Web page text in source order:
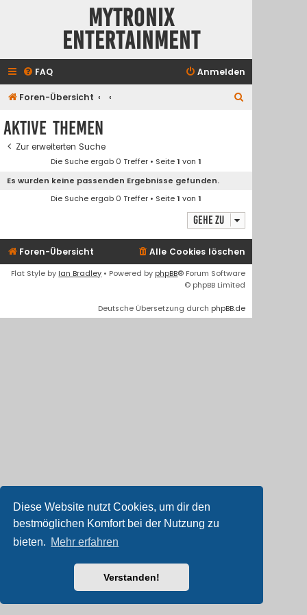
Diese Website nutzt Cookies, um dir den
bestmöglichen Komfort bei der Nutzung zu
bieten. Mehr erfahren
Verstanden!
Mytronix
Entertainment
FAQ Anmelden
Foren-Übersicht
Aktive Themen
Zur erweiterten Suche
Die Suche ergab 0 Treffer • Seite1 von1
Es wurden keine passenden Ergebnisse gefunden.
Die Suche ergab 0 Treffer • Seite1 von1
Gehe zu
Foren-Übersicht Alle Cookies löschen
Flat Style by Ian Bradley • Powered by phpBB® Forum Software
© phpBB Limited
Deutsche Übersetzung durch phpBB.de